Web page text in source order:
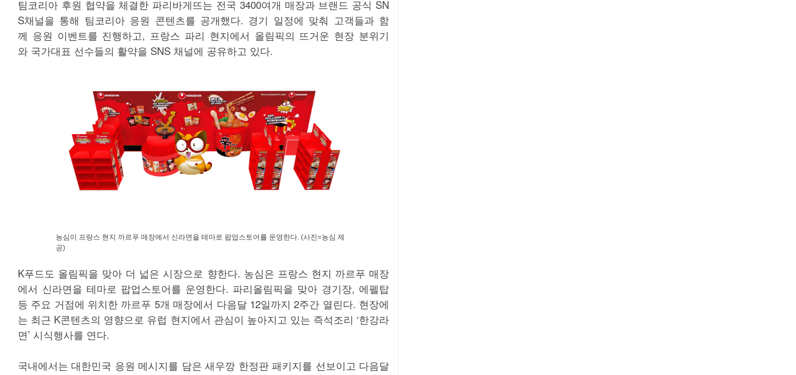
팀코리아 후원 협약을 체결한 파리바게뜨는 전국 3400여개 매장과 브랜드 공식 SN
S채널을 통해 팀코리아 응원 콘텐츠를 공개했다. 경기 일정에 맞춰 고객들과 함
께 응원 이벤트를 진행하고, 프랑스 파리 현지에서 올림픽의 뜨거운 현장 분위기
와 국가대표 선수들의 활약을 SNS 채널에 공유하고 있다.
농심이 프랑스 현지 까르푸 매장에서 신라면을 테마로 팝업스토어를 운영한다. (사진=농심 제
공)
K푸드도 올림픽을 맞아 더 넓은 시장으로 향한다. 농심은 프랑스 현지 까르푸 매장
에서 신라면을 테마로 팝업스토어를 운영한다. 파리올림픽을 맞아 경기장, 에펠탑
등 주요 거점에 위치한 까르푸 5개 매장에서 다음달 12일까지 2주간 열린다. 현장에
는 최근 K콘텐츠의 영향으로 유럽 현지에서 관심이 높아지고 있는 즉석조리 ‘한강라
면’ 시식행사를 연다.
국내에서는 대한민국 응원 메시지를 담은 새우깡 한정판 패키지를 선보이고 다음달